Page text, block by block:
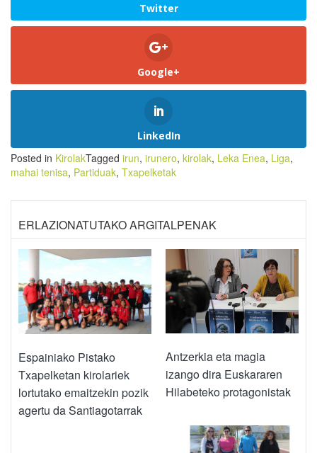
Twitter
Google+
LinkedIn
Posted in KirolakTagged irun, irunero, kirolak, Leka Enea, Liga,
mahai tenisa, Partiduak, Txapelketak
ERLAZIONATUTAKO ARGITALPENAK
Espainiako Pistako
Txapelketan kirolariek
lortutako emaitzekin pozik
agertu da Santiagotarrak
Antzerkia eta magia
izango dira Euskararen
Hilabeteko protagonistak